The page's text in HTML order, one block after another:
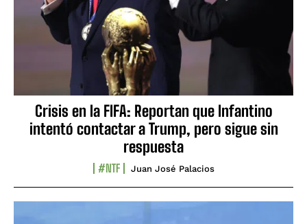
Crisis en la FIFA: Reportan que Infantino
intentó contactar a Trump, pero sigue sin
respuesta
#NTF Juan José Palacios